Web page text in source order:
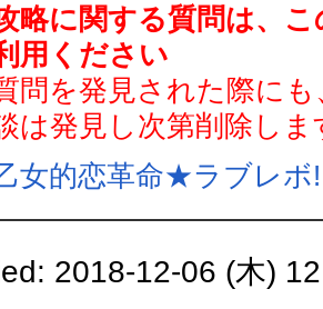
略に関する質問は、
用ください
問を発見された際に
は発見し次第削除し
女的恋革命★ラブレボ
2018-12-06 (木)